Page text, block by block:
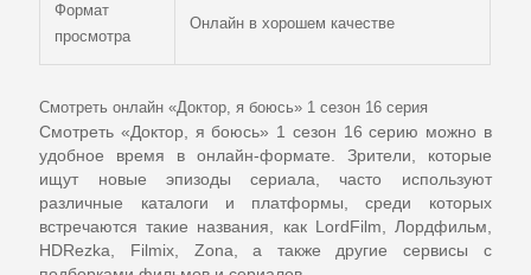
Формат
просмотра
Онлайн в хорошем качестве
Смотреть онлайн «Доктор, я боюсь» 1 сезон 16 серия
Смотреть «Доктор, я боюсь» 1 сезон 16 серию можно в
удобное время в онлайн-формате. Зрители, которые
ищут новые эпизоды сериала, часто используют
различные каталоги и платформы, среди которых
встречаются такие названия, как LordFilm, Лордфильм,
HDRezka, Filmix, Zona, а также другие сервисы с